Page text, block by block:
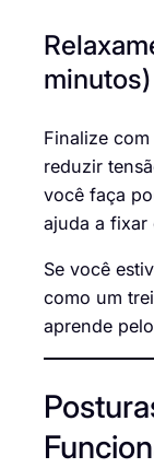
minutos)
Finalize
reduzir
você faça
ajuda a fixar
Se você
como um
aprende